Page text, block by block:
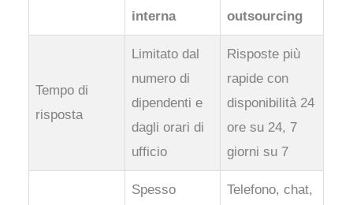
interna
outsourcing
Tempo di
risposta
Limitato dal
numero di
dipendenti e
dagli orari di
ufficio
Risposte più
rapide con
disponibilità 24
ore su 24, 7
giorni su 7
Spesso
Telefono, chat,